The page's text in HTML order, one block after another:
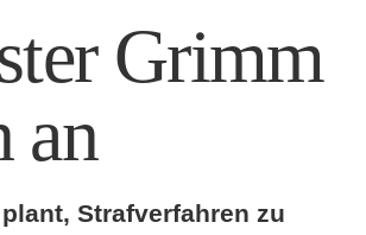
Grimm
an
Strafverfahren zu